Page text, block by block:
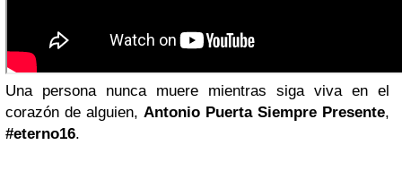
Una persona nunca muere mientras siga viva en el
corazón de alguien, Antonio PuertaSiempre Presente,
#eterno16.